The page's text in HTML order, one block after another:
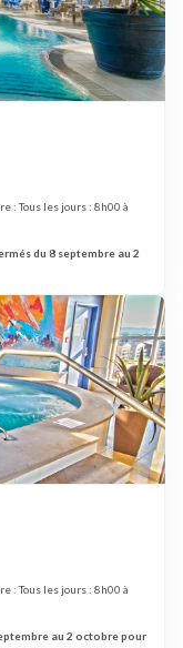
: Tous les jours : 8h00 à
du 8 septembre au 2
: Tous les jours : 8h00 à
au 2 octobre pour